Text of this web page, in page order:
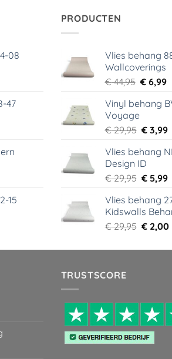
08
47
15
PRODUCTEN
Vlies behang
Wallcoverings
€44,95
was:
€ 6,99
Vinyl behang
Voyage
€29,95
was:
€ 29,95.
€ 3,99
Vlies behang
Design ID
€29,95
was:
€
€ 5,99
Vlies behang
Kidswalls
€29,95
was:
€ 2,00
TRUSTSCORE